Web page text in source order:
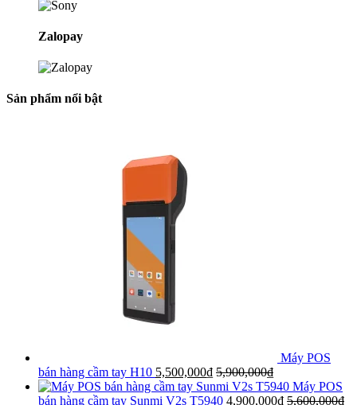
Zalopay
Sản phẩm nổi bật
Máy POS
bán hàng cầm tay H10 5,500,000₫ 5,900,000₫
Máy POS
bán hàng cầm tay Sunmi V2s T5940 4,900,000₫ 5,600,000₫